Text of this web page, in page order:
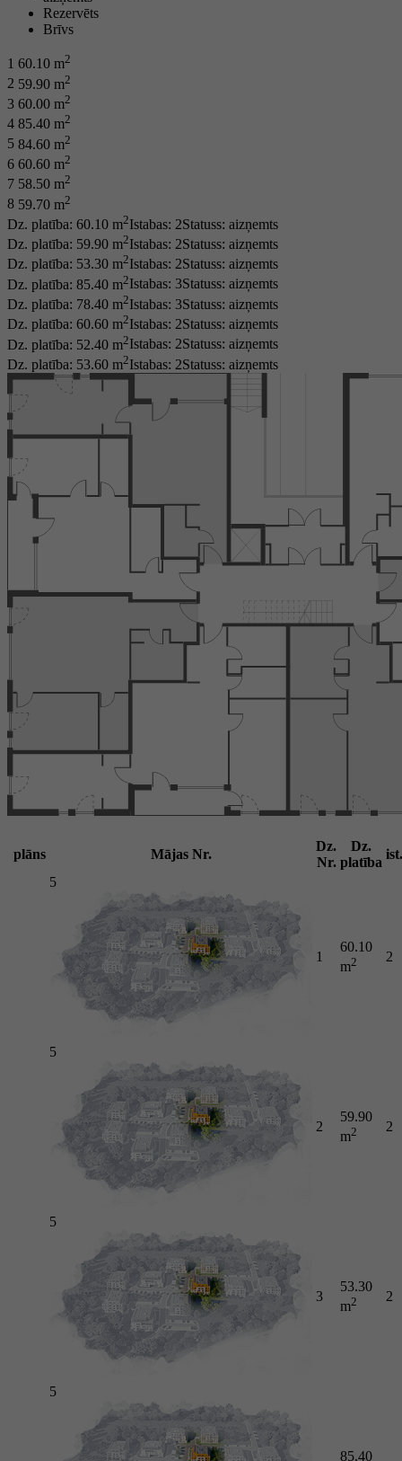
Rezervēts
Brīvs
1 60.10 m2
2 59.90 m2
3 60.00 m2
4 85.40 m2
5 84.60 m2
6 60.60 m2
7 58.50 m2
8 59.70 m2
Dz. platība: 60.10 m2Istabas: 2Statuss: aizņemts
Dz. platība: 59.90 m2Istabas: 2Statuss: aizņemts
Dz. platība: 53.30 m2Istabas: 2Statuss: aizņemts
Dz. platība: 85.40 m2Istabas: 3Statuss: aizņemts
Dz. platība: 78.40 m2Istabas: 3Statuss: aizņemts
Dz. platība: 60.60 m2Istabas: 2Statuss: aizņemts
Dz. platība: 52.40 m2Istabas: 2Statuss: aizņemts
Dz. platība: 53.60 m2Istabas: 2Statuss: aizņemts
plāns Mājas Nr.
Dz.
Nr.
Dz.
platība
ist.
5
1
60.10
m2 2
5
2
59.90
m2 2
5
3
53.30
m2 2
5
85.40